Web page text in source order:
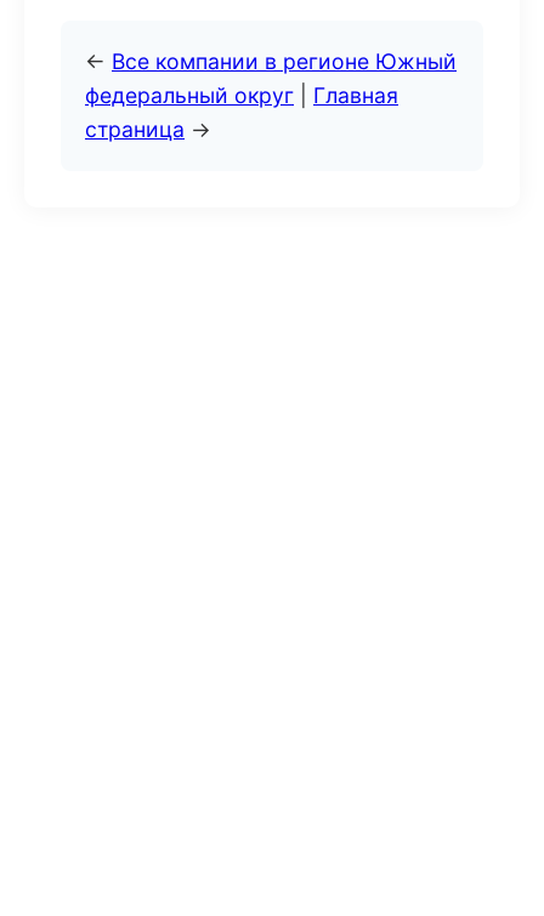
← Все компании в регионе Южный
федеральный округ
Главная
страница →